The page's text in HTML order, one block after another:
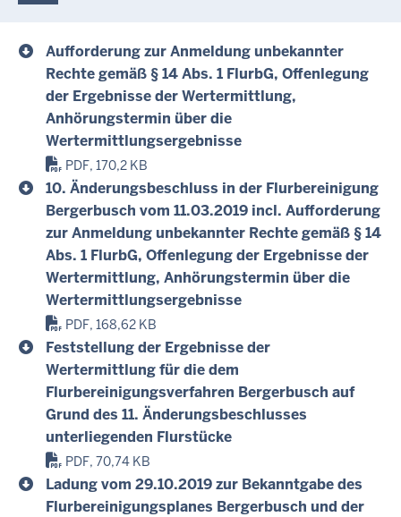
Aufforderung zur Anmeldung unbekannter
Rechte gemäß § 14 Abs. 1 FlurbG, Offenlegung
der Ergebnisse der Wertermittlung,
Anhörungstermin über die
Wertermittlungsergebnisse
PDF, 170,2 KB
10. Änderungsbeschluss in der Flurbereinigung
Bergerbusch vom 11.03.2019 incl. Aufforderung
zur Anmeldung unbekannter Rechte gemäß § 14
Abs. 1 FlurbG, Offenlegung der Ergebnisse der
Wertermittlung, Anhörungstermin über die
Wertermittlungsergebnisse
PDF, 168,62 KB
Feststellung der Ergebnisse der
Wertermittlung für die dem
Flurbereinigungsverfahren Bergerbusch auf
Grund des 11. Änderungsbeschlusses
unterliegenden Flurstücke
PDF, 70,74 KB
Ladung vom 29.10.2019 zur Bekanntgabe des
Flurbereinigungsplanes Bergerbusch und der